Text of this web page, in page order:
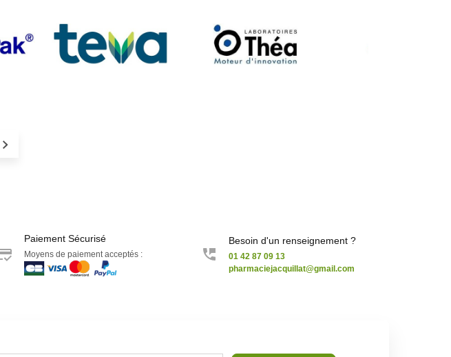
Paiement Sécurisé
Moyens de paiement acceptés :
Besoin d'un renseignement ?
01 42 87 09 13
pharmaciejacquillat@gmail.com